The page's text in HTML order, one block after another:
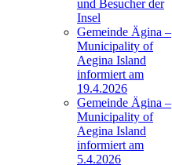
und Besucher der
Insel
Gemeinde Ägina –
Municipality of
Aegina Island
informiert am
19.4.2026
Gemeinde Ägina –
Municipality of
Aegina Island
informiert am
5.4.2026